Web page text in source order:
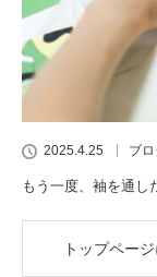
2025.4.25 ブ
もう一度、袖を通し
トップペー